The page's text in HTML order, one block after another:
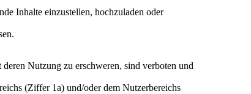
Inhalte einzustellen, hochzuladen oder
Nutzung zu erschweren, sind verboten und
(Ziffer 1a) und/oder dem Nutzerbereichs